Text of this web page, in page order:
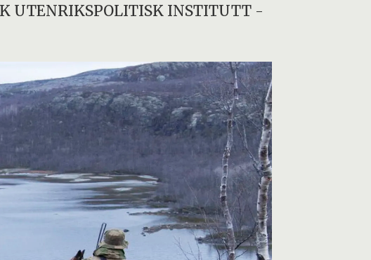
UTENRIKSPOLITISK INSTITUTT-